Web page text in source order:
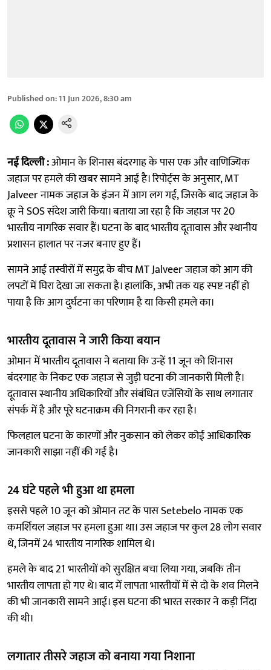
Published on:11 Jun 2026, 8:30 am
नई दिल्ली :ओमान के शिनास बंदरगाह के पास एक और वाणिज्यिक
जहाज पर हमले की खबर सामने आई है। रिपोर्ट्स के अनुसार, MT
Jalveer नामक जहाज के इंजन में आग लग गई, जिसके बाद जहाज के
क्रू ने SOS संदेश जारी किया। बताया जा रहा है कि जहाज पर 20
भारतीय नागरिक सवार हैं। घटना के बाद भारतीय दूतावास और स्थानीय
प्रशासन हालात पर नजर बनाए हुए हैं।
सामने आई तस्वीरों में समुद्र के बीच MT Jalveer जहाज को आग की
लपटों में घिरा देखा जा सकता है। हालांकि, अभी तक यह स्पष्ट नहीं हो
पाया है कि आग दुर्घटना का परिणाम है या किसी हमले का।
भारतीय दूतावास ने जारी किया बयान
ओमान में भारतीय दूतावास ने बताया कि उन्हें 11 जून को शिनास
बंदरगाह के निकट एक जहाज से जुड़ी घटना की जानकारी मिली है।
दूतावास स्थानीय अधिकारियों और संबंधित एजेंसियों के साथ लगातार
संपर्क में है और पूरे घटनाक्रम की निगरानी कर रहा है।
फिलहाल घटना के कारणों और नुकसान को लेकर कोई आधिकारिक
जानकारी साझा नहीं की गई है।
24 घंटे पहले भी हुआ था हमला
इससे पहले 10 जून को ओमान तट के पास Setebelo नामक एक
कमर्शियल जहाज पर हमला हुआ था। उस जहाज पर कुल 28 लोग सवार
थे, जिनमें 24 भारतीय नागरिक शामिल थे।
हमले के बाद 21 भारतीयों को सुरक्षित बचा लिया गया, जबकि तीन
भारतीय लापता हो गए थे। बाद में लापता भारतीयों में से दो के शव मिलने
की भी जानकारी सामने आई। इस घटना की भारत सरकार ने कड़ी निंदा
की थी।
लगातार तीसरे जहाज को बनाया गया निशाना